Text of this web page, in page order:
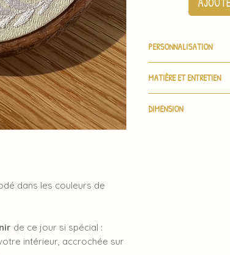
dans les couleurs de
de ce jour si spécial :
intérieur, accrochée sur
PERSONNALISATION
couleur de fil choisie.
Tous les numéros
de la fiche produit.
m'indiquez
MATIÈRE ET ENTRETIEN
fabriqué en France
DIMENSION